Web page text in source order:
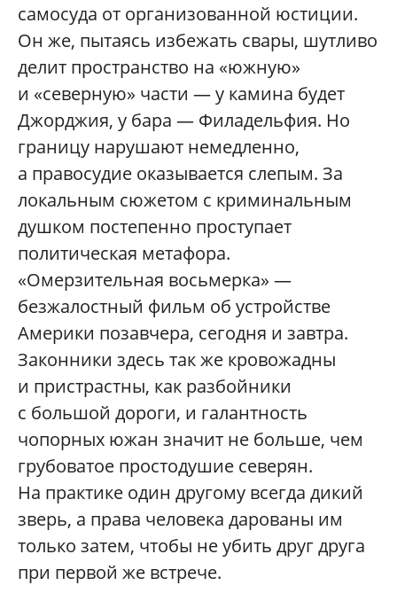
самосуда от организованной юстиции.
Он же, пытаясь избежать свары, шутливо
делит пространство на «южную»
и «северную» части — у камина будет
Джорджия, у бара — Филадельфия. Но
границу нарушают немедленно,
а правосудие оказывается слепым. За
локальным сюжетом с криминальным
душком постепенно проступает
политическая метафора.
«Омерзительная восьмерка» —
безжалостный фильм об устройстве
Америки позавчера, сегодня и завтра.
Законники здесь так же кровожадны
и пристрастны, как разбойники
с большой дороги, и галантность
чопорных южан значит не больше, чем
грубоватое простодушие северян.
На практике один другому всегда дикий
зверь, а права человека дарованы им
только затем, чтобы не убить друг друга
при первой же встрече.